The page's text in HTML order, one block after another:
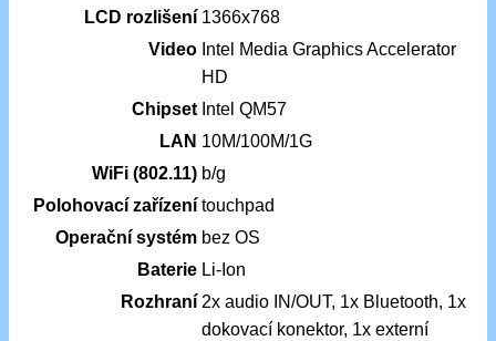
LCD rozlišení 1366x768
Video Intel Media Graphics Accelerator
HD
Chipset Intel QM57
LAN 10M/100M/1G
WiFi (802.11) b/g
Polohovací zařízení touchpad
Operační systém bez OS
Baterie Li-Ion
Rozhraní 2x audio IN/OUT, 1x Bluetooth, 1x
dokovací konektor, 1x externí